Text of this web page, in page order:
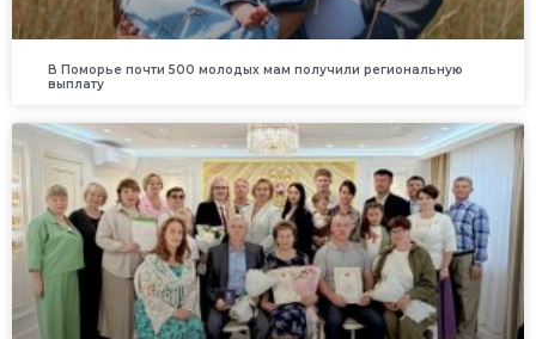
В Поморье почти 500 молодых мам получили региональную
выплату